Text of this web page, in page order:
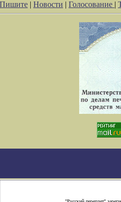
Пишите | Новости | Голосование |